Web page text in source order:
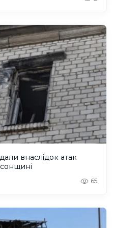
внаслідок атак
65